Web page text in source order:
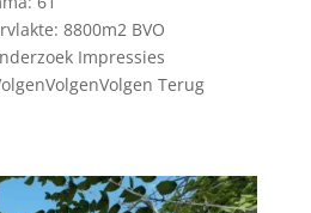
8800m2 BVO
Impressies
Terug